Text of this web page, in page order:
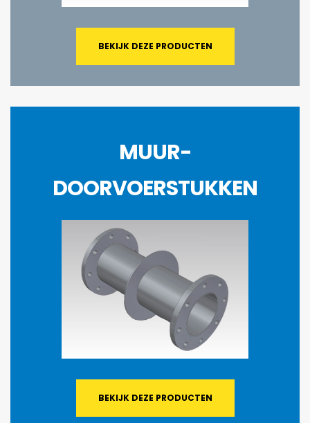
BEKIJK DEZE PRODUCTEN
MUUR-
DOORVOERSTUKKEN
BEKIJK DEZE PRODUCTEN